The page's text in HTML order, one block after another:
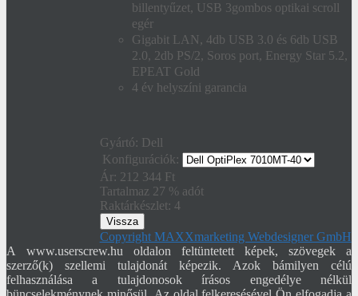
billentyűzet, USB 3gombos optikai scroll
egér
Gigabit LAN, 4db USB 3.0 és 6db USB
2.0, 2db PS/2, Soros port, Energy Star 5.2,
EPEAT Gold
4 év helyszíni garancia
Gyártó: Dell
Konfigurációk:
Ár: 212 344 Ft
Tartalmaz 27 % adót
Raktárkészlet: 4
Copyright MAXXmarketing Webdesigner GmbH
A www.userscrew.hu oldalon feltüntetett képek, szövegek a
szerző(k) szellemi tulajdonát képezik. Azok bámilyen célú
felhasználása a tulajdonosok írásos engedélye nélkül